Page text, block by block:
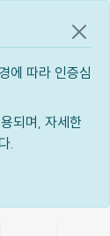
에 따라 인증심
되며, 자세한
.
공지